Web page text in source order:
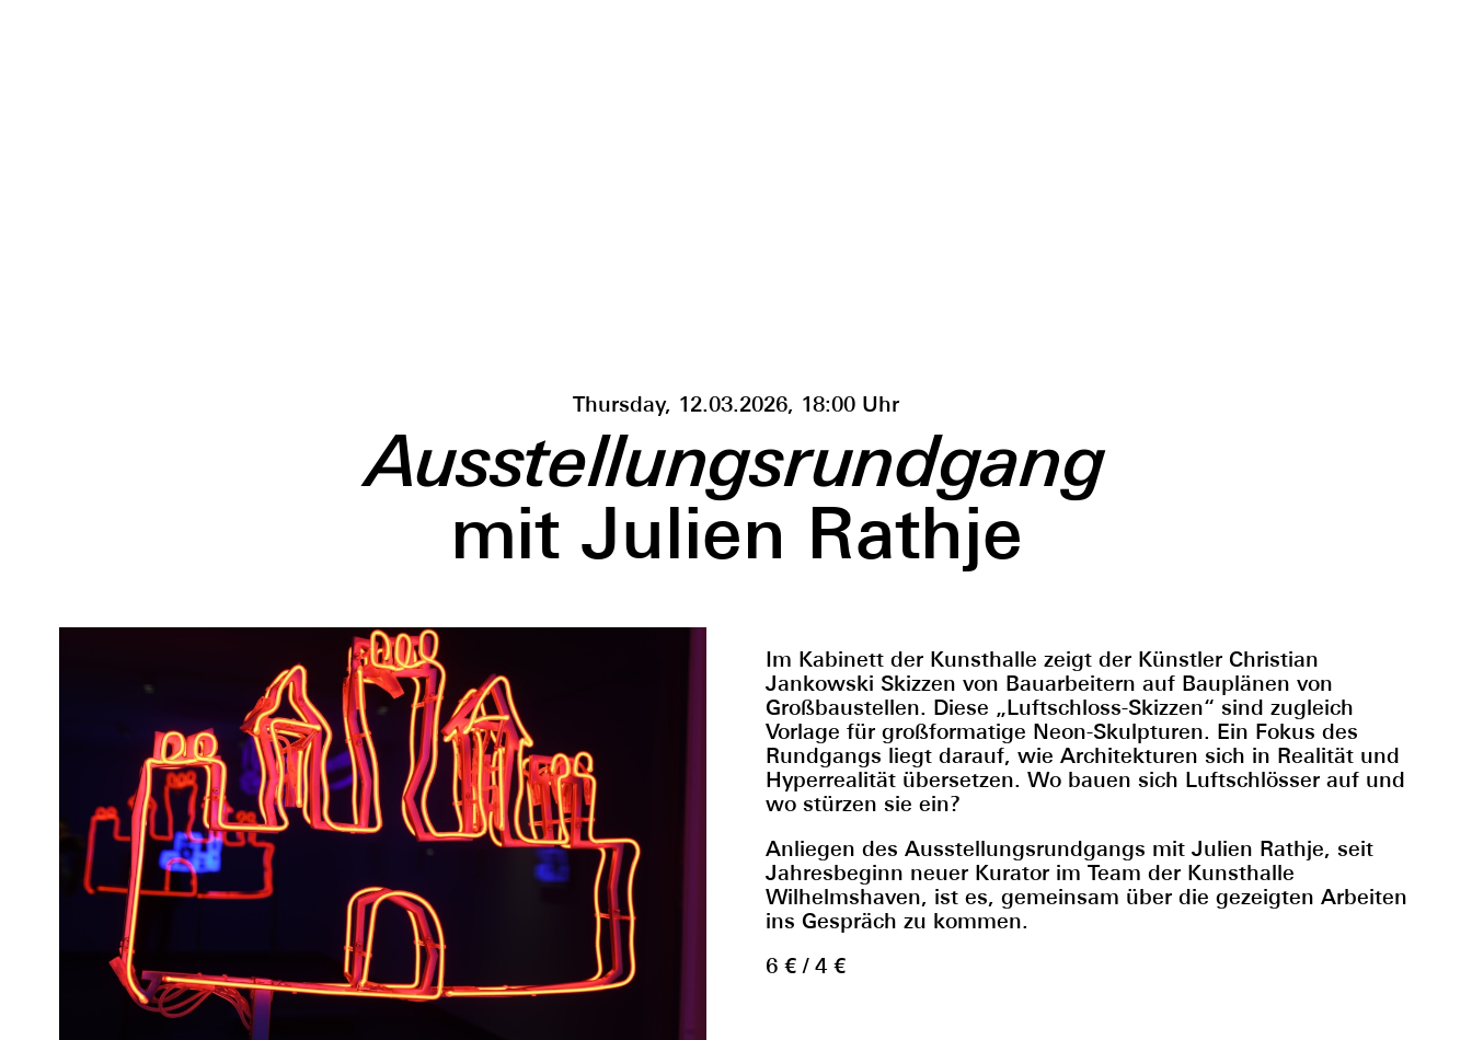
Thursday, 12.03.2026, 18:00 Uhr
Ausstellungsrundgang
mit Julien Rathje
Im Kabinett der Kunsthalle zeigt der Künstler Christian
Jankowski Skizzen von Bauarbeitern auf Bauplänen von
Großbaustellen. Diese „Luftschloss-Skizzen“ sind zugleich
Vorlage für großformatige Neon-Skulpturen. Ein Fokus des
Rundgangs liegt darauf, wie Architekturen sich in Realität und
Hyperrealität übersetzen. Wo bauen sich Luftschlösser auf und
wo stürzen sie ein?
Anliegen des Ausstellungsrundgangs mit Julien Rathje, seit
Jahresbeginn neuer Kurator im Team der Kunsthalle
Wilhelmshaven, ist es, gemeinsam über die gezeigten Arbeiten
ins Gespräch zu kommen.
6 € / 4 €